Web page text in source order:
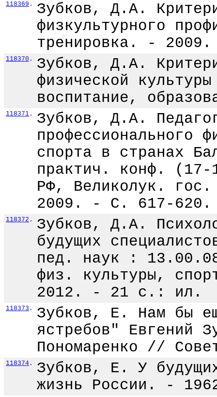
118369 .
Зубков, Д.А.
физкультурного
тренировка. -
118370 .
Зубков, Д.А.
физической
воспитание,
118371 .
Зубков, Д.А.
профессионального
спорта в странах
практич. конф. (17-
РФ, Великолук.
2009. - С. 617-620.
118372 .
Зубков, Д.А.
будущих
пед. наук :
физ. культуры,
2012. - 21 с.: ил.
118373 .
Зубков, Е. Нам бы
ястребов" Евгений
Пономаренко //
118374 .
Зубков, Е. У
жизнь России. -